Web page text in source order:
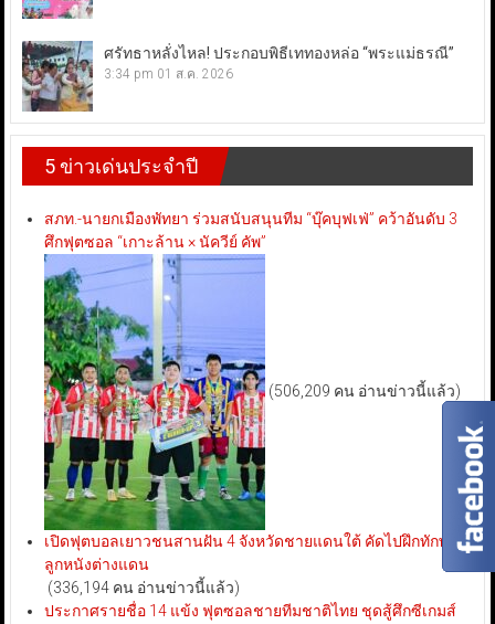
ศรัทธาหลั่งไหล! ประกอบพิธีเททองหล่อ “พระแม่ธรณี”
3:34 pm 01 ส.ค. 2026
5 ข่าวเด่นประจำปี
สภท.-นายกเมืองพัทยา ร่วมสนับสนุนทีม “บุ๊คบุฟเฟ่” คว้าอันดับ 3
ศึกฟุตซอล “เกาะล้าน × นัควีย์ คัพ”
(506,209 คน อ่านข่าวนี้แล้ว)
เปิดฟุตบอลเยาวชนสานฝัน 4 จังหวัดชายแดนใต้ คัดไปฝึกทักษะ
ลูกหนังต่างแดน
(336,194 คน อ่านข่าวนี้แล้ว)
ประกาศรายชื่อ 14 แข้ง ฟุตซอลชายทีมชาติไทย ชุดสู้ศึกซีเกมส์